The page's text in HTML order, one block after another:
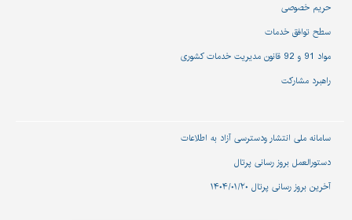
حریم خصوصی
سطح توافق خدمات
مواد 91 و 92 قانون مدیریت خدمات کشوری
راهبرد مشارکت
سامانه ملی انتشار و‌دسترسی آزاد به اطلاعات
دستورالعمل بروز رسانی پرتال
آخرین بروز رسانی پرتال ۱۴۰۴/۰۱/۲۰